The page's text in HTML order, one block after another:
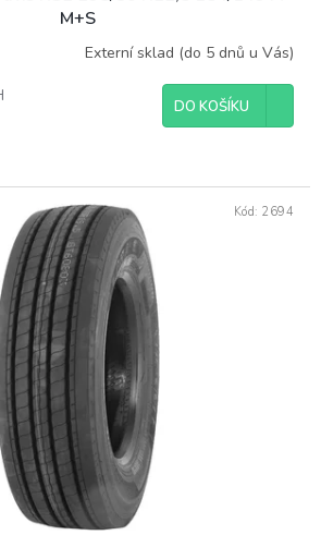
M+S
Externí sklad (do 5 dnů u Vás)
DO KOŠÍKU
Kód: 2694